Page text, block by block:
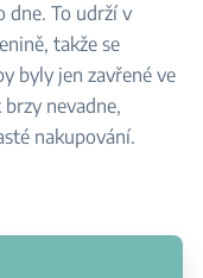
dne. To udrží v
takže se
byly jen zavřené ve
nevadne,
nakupování.